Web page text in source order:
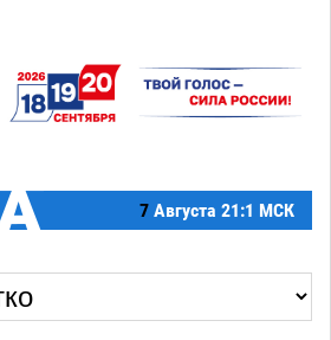
7 Августа 21:1 МСК